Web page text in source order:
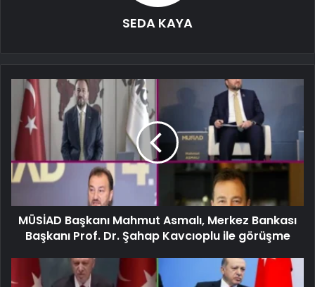
SEDA KAYA
MÜSİAD Başkanı Mahmut Asmalı, Merkez Bankası
Başkanı Prof. Dr. Şahap Kavcıoplu ile görüşme